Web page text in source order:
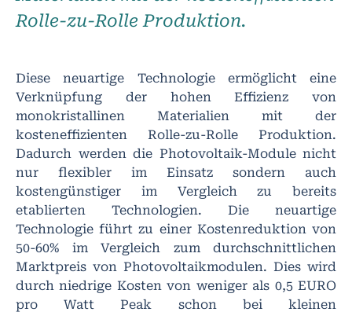
Rolle-zu-Rolle Produktion.
Diese neuartige Technologie ermöglicht eine
Verknüpfung der hohen Effizienz von
monokristallinen Materialien mit der
kosteneffizienten Rolle-zu-Rolle Produktion.
Dadurch werden die Photovoltaik-Module nicht
nur flexibler im Einsatz sondern auch
kostengünstiger im Vergleich zu bereits
etablierten Technologien. Die neuartige
Technologie führt zu einer Kostenreduktion von
50-60% im Vergleich zum durchschnittlichen
Marktpreis von Photovoltaikmodulen. Dies wird
durch niedrige Kosten von weniger als 0,5 EURO
pro Watt Peak schon bei kleinen